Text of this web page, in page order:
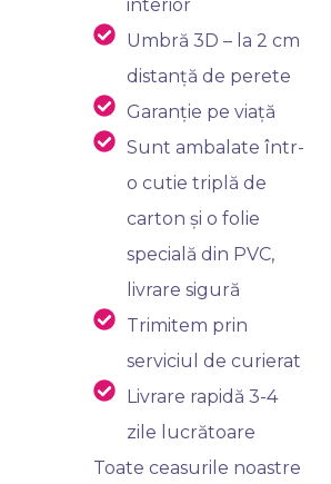
interior
Umbră 3D – la 2 cm
distanță de perete
Garanție pe viață
Sunt ambalate într-
o cutie triplă de
carton și o folie
specială din PVC,
livrare sigură
Trimitem prin
serviciul de curierat
Livrare rapidă 3-4
zile lucrătoare
Toate ceasurile noastre